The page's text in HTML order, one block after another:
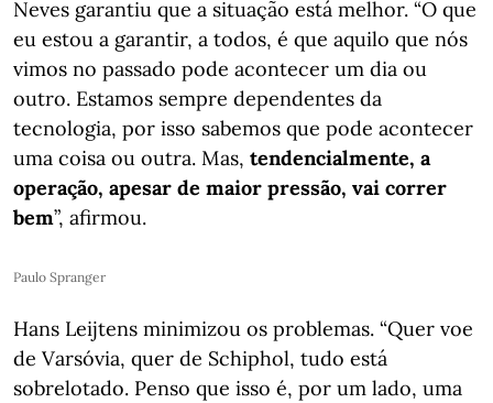
Neves garantiu que a situação está melhor. “O que
eu estou a garantir, a todos, é que aquilo que nós
vimos no passado pode acontecer um dia ou
outro. Estamos sempre dependentes da
tecnologia, por isso sabemos que pode acontecer
uma coisa ou outra. Mas, tendencialmente, a
operação, apesar de maior pressão, vai correr
bem”, afirmou.
Paulo Spranger
Hans Leijtens minimizou os problemas. “Quer voe
de Varsóvia, quer de Schiphol, tudo está
sobrelotado. Penso que isso é, por um lado, uma